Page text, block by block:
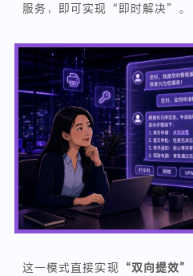
服务，即可实现“即时解决”。
这一模式直接实现 “双向提效”